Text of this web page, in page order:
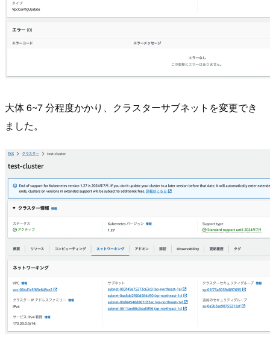
大体 6~7 分程度かかり、クラスターサブネットを変更でき
ました。